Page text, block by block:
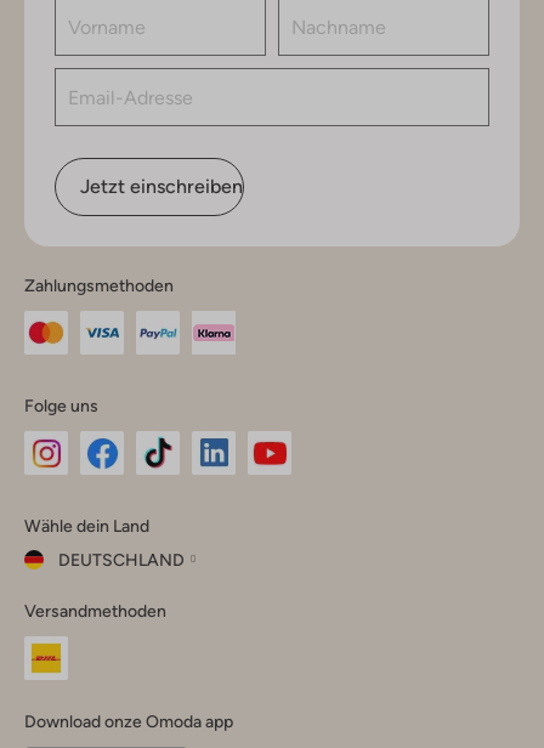
Jetzt einschreiben
Zahlungsmethoden
Folge uns
Instagram
Facebook
TikTok
Wähle dein Land
DEUTSCHLAND
dein
Land
Versandmethoden
Download onze Omoda app